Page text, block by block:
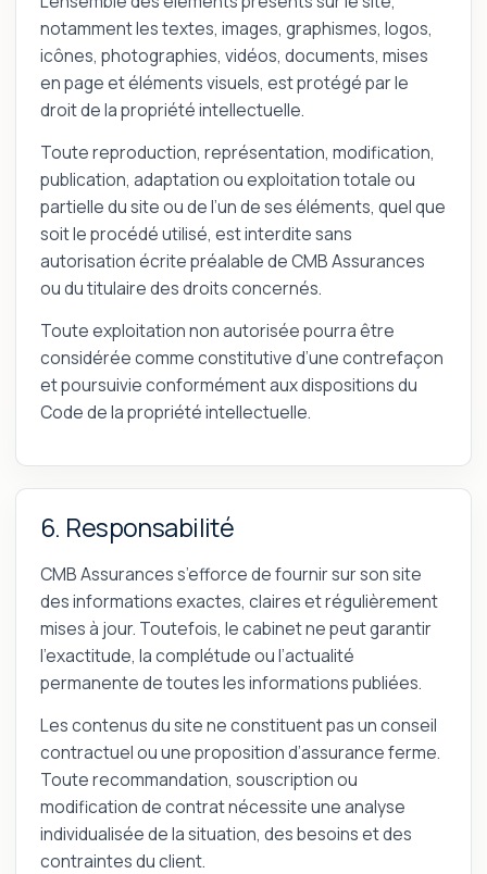
notamment les textes, images, graphismes, logos,
icônes, photographies, vidéos, documents, mises
en page et éléments visuels, est protégé par le
droit de la propriété intellectuelle.
Toute reproduction, représentation, modification,
publication, adaptation ou exploitation totale ou
partielle du site ou de l’un de ses éléments, quel que
soit le procédé utilisé, est interdite sans
autorisation écrite préalable de CMB Assurances
ou du titulaire des droits concernés.
Toute exploitation non autorisée pourra être
considérée comme constitutive d’une contrefaçon
et poursuivie conformément aux dispositions du
Code de la propriété intellectuelle.
6. Responsabilité
CMB Assurances s’efforce de fournir sur son site
des informations exactes, claires et régulièrement
mises à jour. Toutefois, le cabinet ne peut garantir
l’exactitude, la complétude ou l’actualité
permanente de toutes les informations publiées.
Les contenus du site ne constituent pas un conseil
contractuel ou une proposition d’assurance ferme.
Toute recommandation, souscription ou
modification de contrat nécessite une analyse
individualisée de la situation, des besoins et des
contraintes du client.